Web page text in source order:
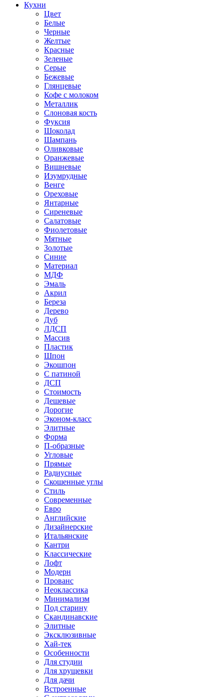
Кухни
Цвет
Белые
Черные
Желтые
Красные
Зеленые
Серые
Бежевые
Глянцевые
Кофе с молоком
Металлик
Слоновая кость
Фуксия
Шоколад
Шампань
Оливковые
Оранжевые
Вишневые
Изумрудные
Венге
Ореховые
Янтарные
Сиреневые
Салатовые
Фиолетовые
Мятные
Золотые
Синие
Материал
МДФ
Эмаль
Акрил
Береза
Дерево
Дуб
ЛДСП
Массив
Пластик
Шпон
Экошпон
С патиной
ДСП
Стоимость
Дешевые
Дорогие
Эконом-класс
Элитные
Форма
П-образные
Угловые
Прямые
Радиусные
Скошенные углы
Стиль
Современные
Евро
Английские
Дизайнерские
Итальянские
Кантри
Классические
Лофт
Модерн
Прованс
Неоклассика
Минимализм
Под старину
Скандинавские
Элитные
Эксклюзивные
Хай-тек
Особенности
Для студии
Для хрущевки
Для дачи
Встроенные